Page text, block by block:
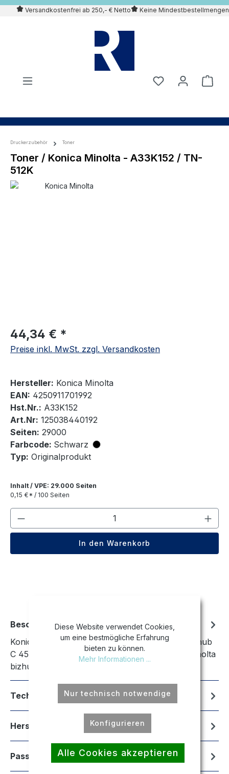
springen
Versandkostenfrei ab 250,- € Netto Keine Mindestbestellmengen
Druckerzubehör Toner
Toner / Konica Minolta - A33K152 / TN-
512K
44,34 € *
Preise inkl. MwSt. zzgl. Versandkosten
Hersteller: Konica Minolta
EAN: 4250911701992
Hst.Nr.: A33K152
Art.Nr: 125038440192
Seiten: 29000
Farbcode: Schwarz
Typ: Originalprodukt
Inhalt / VPE: 29.000 Seiten
0,15 €* / 100 Seiten
Produkt Anzahl: Gib den
In den Warenkorb
Beschreibung
Konica Minolta bizhub C 454|Konica Minolta bizhub
C 454 e|Konica Minolta bizhub C 554|Konica Minolta
bizhub C 554 e
Technische Daten
Hersteller
Passend für
Diese Website verwendet Cookies,
um eine bestmögliche Erfahrung
bieten zu können.
Mehr Informationen ...
Nur technisch notwendige
Konfigurieren
Alle Cookies akzeptieren